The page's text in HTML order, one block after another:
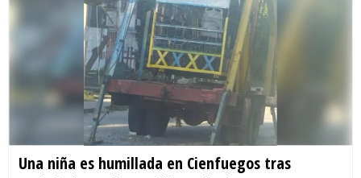
Una niña es humillada en Cienfuegos tras